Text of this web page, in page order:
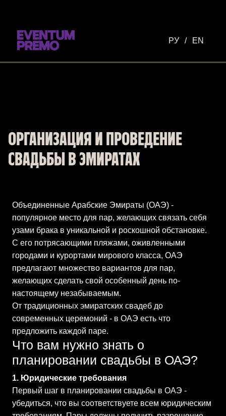
РУ / EN
ОРГАНИЗАЦИЯ И ПРОВЕДЕНИЕ
СВАДЬБЫ В ЭМИРАТАХ
Объединенные Арабские Эмираты (ОАЭ) -
популярное место для пар, желающих связать себя
узами брака в уникальной и роскошной обстановке.
С его потрясающими пляжами, оживленными
городами и курортами мирового класса, ОАЭ
предлагают множество вариантов для пар,
желающих сделать свой особенный день по-
настоящему незабываемым.
От традиционных эмиратских свадеб до
современных церемоний - в ОАЭ есть что
предложить каждой паре.
Что вам нужно знать о
планировании свадьбы в ОАЭ?
1. Юридические требования
Первый шаг в планировании свадьбы в ОАЭ -
убедиться, что вы соответствуете всем юридическим